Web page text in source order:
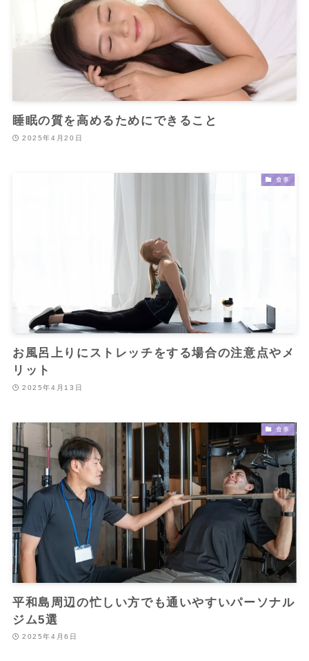
睡眠の質を高めるためにできること
2025年4月20日
食事
お風呂上りにストレッチをする場合の注意点やメ
リット
2025年4月13日
食事
平和島周辺の忙しい方でも通いやすいパーソナル
ジム5選
2025年4月6日